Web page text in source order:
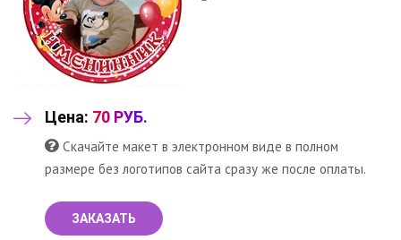
Цена: 70 РУБ.
Скачайте макет в электронном виде в полном
размере без логотипов сайта сразу же после оплаты.
ЗАКАЗАТЬ